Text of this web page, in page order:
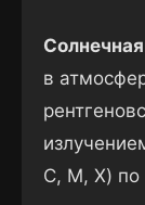
в
C, M, X)